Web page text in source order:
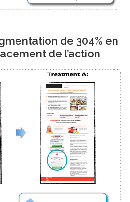
de 304% en
de l’action